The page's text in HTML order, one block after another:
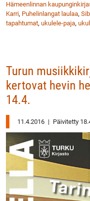
Hämeenlinnan
Karri, Puhelinlangat laulaa,
tapahtumat, ukulele-paja,
Turun
kertovat hevin
14.4.
11.4.2016 | Päivitetty